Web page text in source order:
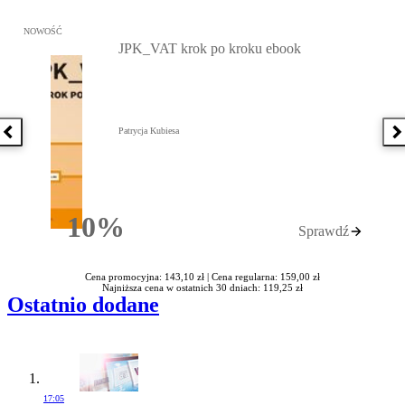
Poprzednia książka
Przejdź do: JPK_VAT krok po kroku ebook, Patrycja Kubiesa -
NOWOŚĆ
10%Rabatu
JPK_VAT krok po kroku ebook
Patrycja Kubiesa
Sprawdź
Cena promocyjna: 143,10 zł | Cena regularna: 159,00 zł
Najniższa cena w ostatnich 30 dniach: 119,25 zł
Ostatnio dodane
17:05